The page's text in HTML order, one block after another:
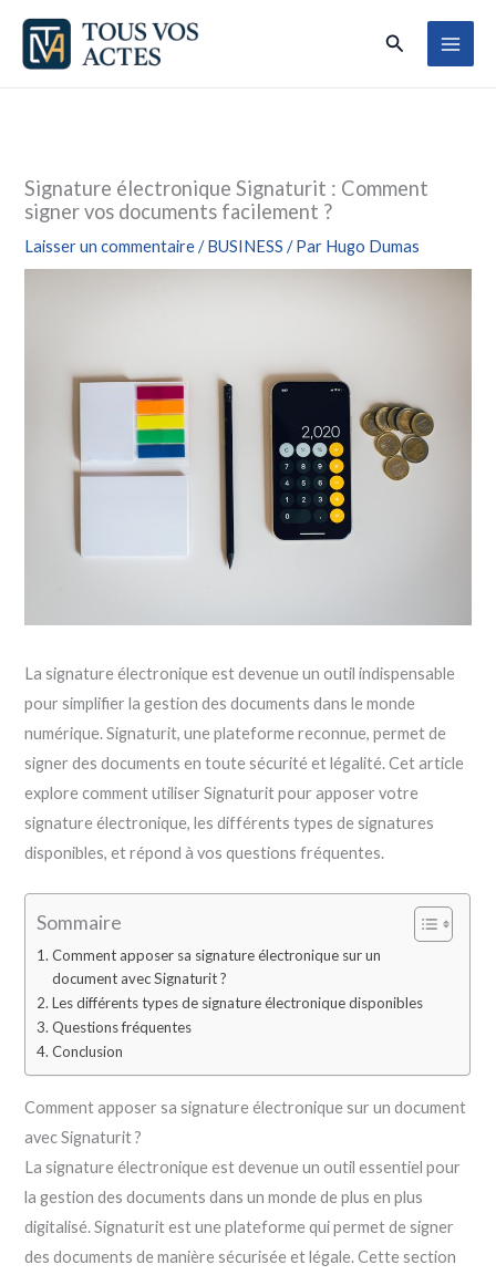
Aller
contenu
Rechercher
Signature électronique Signaturit : Comment
signer vos documents facilement ?
Laisser un commentaire /BUSINESS / Par Hugo Dumas
La signature électronique est devenue un outil indispensable
pour simplifier la gestion des documents dans le monde
numérique. Signaturit, une plateforme reconnue, permet de
signer des documents en toute sécurité et légalité. Cet article
explore comment utiliser Signaturit pour apposer votre
signature électronique, les différents types de signatures
disponibles, et répond à vos questions fréquentes.
Sommaire
Comment apposer sa signature électronique sur un
document avec Signaturit ?
Les différents types de signature électronique disponibles
Questions fréquentes
Conclusion
Comment apposer sa signature électronique sur un document
avec Signaturit ?
La signature électronique est devenue un outil essentiel pour
la gestion des documents dans un monde de plus en plus
digitalisé. Signaturit est une plateforme qui permet de signer
des documents de manière sécurisée et légale. Cette section